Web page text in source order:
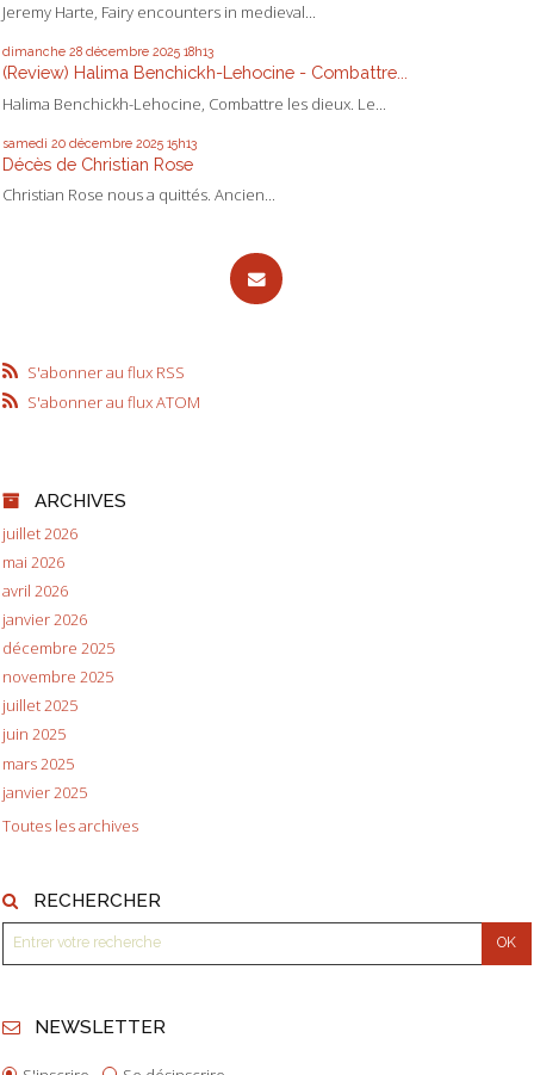
Jeremy Harte, Fairy encounters in medieval...
dimanche 28 décembre 2025 18h13
(Review) Halima Benchickh-Lehocine - Combattre...
Halima Benchickh-Lehocine, Combattre les dieux. Le...
samedi 20 décembre 2025 15h13
Décès de Christian Rose
Christian Rose nous a quittés. Ancien...
S'abonner au flux RSS
S'abonner au flux ATOM
ARCHIVES
juillet 2026
mai 2026
avril 2026
janvier 2026
décembre 2025
novembre 2025
juillet 2025
juin 2025
mars 2025
janvier 2025
Toutes les archives
RECHERCHER
NEWSLETTER